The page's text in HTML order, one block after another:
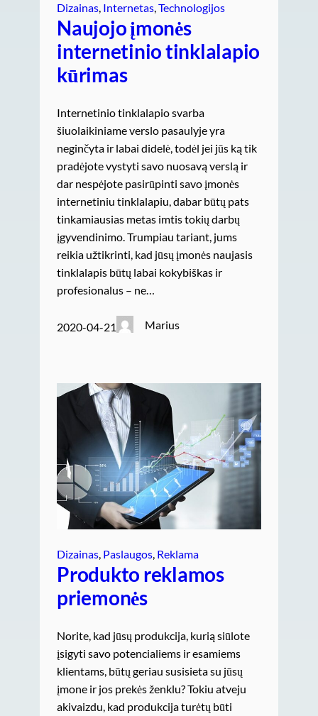
Dizainas, Internetas, Technologijos
Naujojo įmonės
internetinio tinklalapio
kūrimas
Internetinio tinklalapio svarba
šiuolaikiniame verslo pasaulyje yra
neginčyta ir labai didelė, todėl jei jūs ką tik
pradėjote vystyti savo nuosavą verslą ir
dar nespėjote pasirūpinti savo įmonės
internetiniu tinklalapiu, dabar būtų pats
tinkamiausias metas imtis tokių darbų
įgyvendinimo. Trumpiau tariant, jums
reikia užtikrinti, kad jūsų įmonės naujasis
tinklalapis būtų labai kokybiškas ir
profesionalus – ne…
2020-04-21 Marius
Dizainas Paslaugos Reklama
Produkto reklamos
priemonės
Norite, kad jūsų produkcija, kurią siūlote
įsigyti savo potencialiems ir esamiems
klientams, būtų geriau susisieta su jūsų
įmone ir jos prekės ženklu? Tokiu atveju
akivaizdu, kad produkcija turėtų būti